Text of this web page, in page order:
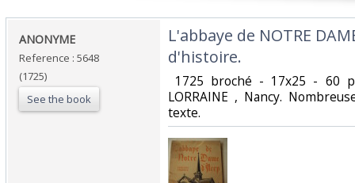
‎ANONYME ‎
Reference : 5648
(1725)
See the book
‎L'abbaye de NOTRE
d'histoire.‎
1725 broché - 17x25 - 60
LORRAINE , Nancy.
texte.‎